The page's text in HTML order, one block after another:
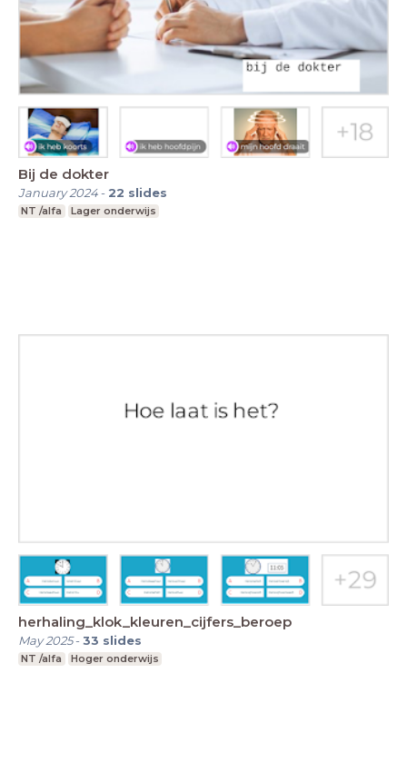
Bij de dokter
January 2024- 22 slides
NT /alfa Lager onderwijs
herhaling_klok_kleuren_cijfers_beroep
May 2025-33 slides
NT /alfa Hoger onderwijs